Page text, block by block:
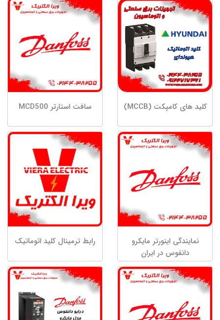
کلید های کامپکت (MCCB) سافت استارتر MCD500
نمایندگی اینورتر مایکرو
دانفوس در ایران
رابط ترمینال کلید اتوماتیک